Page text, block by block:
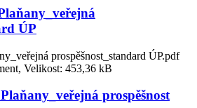
ÚP
prospěšnost_standard ÚP.pdf
Velikost: 453,36 kB
prospěšnost